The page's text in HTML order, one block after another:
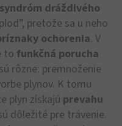
syndróm dráždivého
pretože sa u neho
ochorenia. V
to funkčná porucha
rôzne: premnoženie
plynov. K tomu
plyn získajú prevahu
dôležité pre trávenie.